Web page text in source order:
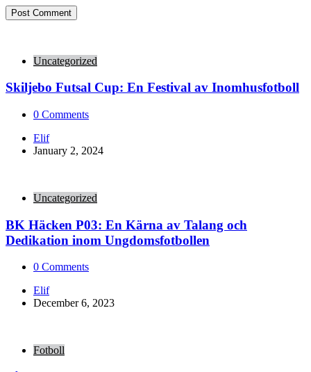
Uncategorized
Skiljebo Futsal Cup: En Festival av Inomhusfotboll
0 Comments
Posted
by
Elif
January 2, 2024
Uncategorized
BK Häcken P03: En Kärna av Talang och
Dedikation inom Ungdomsfotbollen
0 Comments
Posted
by
Elif
December 6, 2023
Fotboll